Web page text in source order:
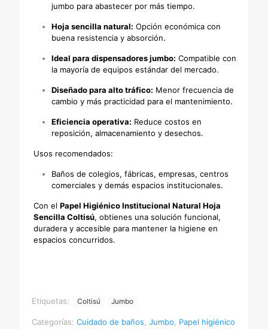
jumbo para abastecer por más tiempo.
Hoja sencilla natural: Opción económica con
buena resistencia y absorción.
Ideal para dispensadores jumbo: Compatible con
la mayoría de equipos estándar del mercado.
Diseñado para alto tráfico: Menor frecuencia de
cambio y más practicidad para el mantenimiento.
Eficiencia operativa: Reduce costos en
reposición, almacenamiento y desechos.
Usos recomendados:
Baños de colegios, fábricas, empresas, centros
comerciales y demás espacios institucionales.
Con elPapel Higiénico Institucional Natural Hoja
Sencilla Coltisú, obtienes una solución funcional,
duradera y accesible para mantener la higiene en
espacios concurridos.
Etiquetas: Coltisú Jumbo
Categorías: Cuidado de baños Jumbo Papel higiénico